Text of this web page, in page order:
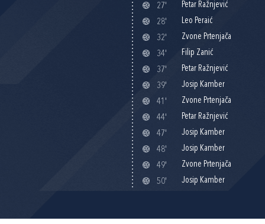
27'
Petar Ražnjević
28'
Leo Peraić
32'
Zvone Prtenjača
34'
Filip Zanić
37'
Petar Ražnjević
39'
Josip Kamber
41'
Zvone Prtenjača
44'
Petar Ražnjević
47'
Josip Kamber
48'
Josip Kamber
49'
Zvone Prtenjača
50'
Josip Kamber